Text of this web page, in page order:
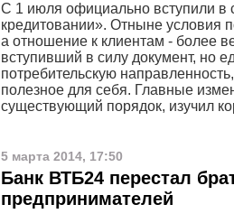
С 1 июля официально вступили в
кредитовании». Отныне условия
а отношение к клиентам - более
вступивший в силу документ, но
потребительскую
полезное для себя. Главные
существующий порядок, изучил
5 марта 2014, 17:50
Банк ВТБ24 перестал
предпринимателей